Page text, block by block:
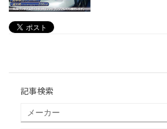
記事検索